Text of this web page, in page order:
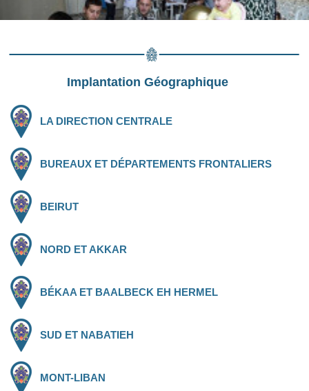
Implantation Géographique
LA DIRECTION CENTRALE
BUREAUX ET DÉPARTEMENTS FRONTALIERS
BEIRUT
NORD ET AKKAR
BÉKAA ET BAALBECK EH HERMEL
SUD ET NABATIEH
MONT-LIBAN